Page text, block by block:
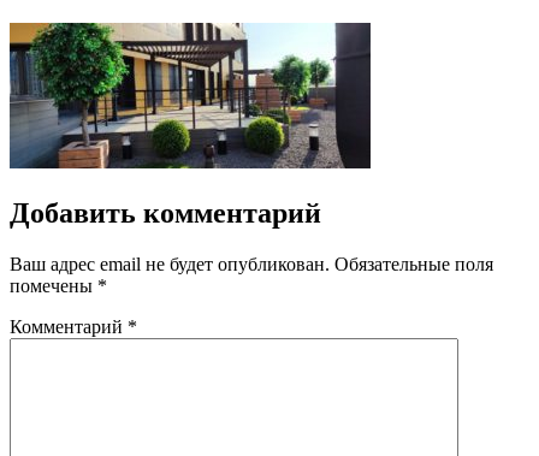
Добавить комментарий
Ваш адрес email не будет опубликован. Обязательные поля
помечены *
Комментарий *